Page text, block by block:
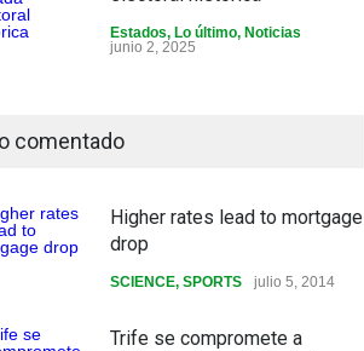
Estados, Lo último, Noticias
junio 2, 2025
comentado
Higher rates lead to mortgage
drop
SCIENCE, SPORTS julio 5, 2014
Trife se compromete a